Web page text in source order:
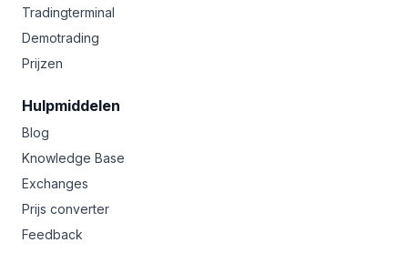
Tradingterminal
Demotrading
Prijzen
Hulpmiddelen
Blog
Knowledge Base
Exchanges
Prijs converter
Feedback